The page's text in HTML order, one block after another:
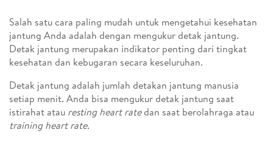
Salah satu cara paling mudah untuk mengetahui kesehatan
jantung Anda adalah dengan mengukur detak jantung.
Detak jantung merupakan indikator penting dari tingkat
kesehatan dan kebugaran secara keseluruhan.
Detak jantung adalah jumlah detakan jantung manusia
setiap menit. Anda bisa mengukur detak jantung saat
istirahat atau resting heart ratedan saat berolahraga atau
training heart rate.